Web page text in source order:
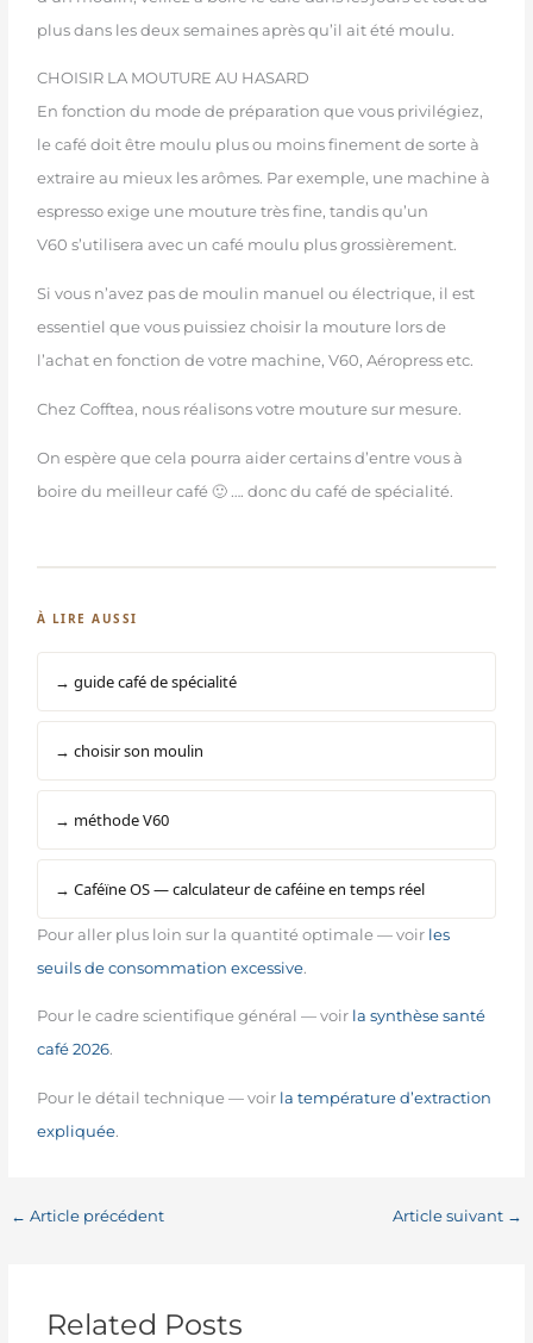
plus dans les deux semaines après qu’il ait été moulu.
CHOISIR LA MOUTURE AU HASARD
En fonction du mode de préparation que vous privilégiez,
le café doit être moulu plus ou moins finement de sorte à
extraire au mieux les arômes. Par exemple, une machine à
espresso exige une mouture très fine, tandis qu’un
V60 s’utilisera avec un café moulu plus grossièrement.
Si vous n’avez pas de moulin manuel ou électrique, il est
essentiel que vous puissiez choisir la mouture lors de
l’achat en fonction de votre machine, V60, Aéropress etc.
Chez Cofftea, nous réalisons votre mouture sur mesure.
On espère que cela pourra aider certains d’entre vous à
boire du meilleur café 🙂 …. donc du café de spécialité.
À LIRE AUSSI
→ guide café de spécialité
→ choisir son moulin
→ méthode V60
→ Caféïne OS — calculateur de caféine en temps réel
Pour aller plus loin sur la quantité optimale — voir les
seuils de consommation excessive.
Pour le cadre scientifique général — voir la synthèse santé
café 2026.
Pour le détail technique — voir la température d’extraction
expliquée.
← Article précédent Article suivant →
Related Posts